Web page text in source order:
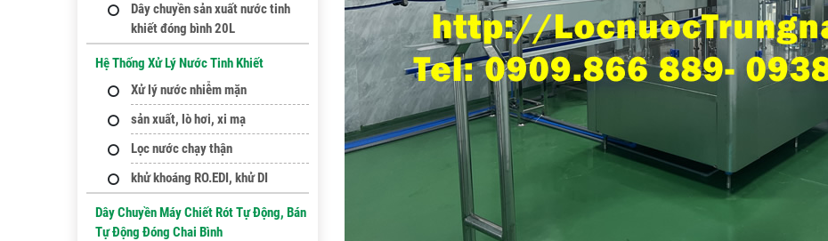
Dây chuyền sản xuất nước tinh
khiết đóng bình 20L
Hệ Thống Xử Lý Nước Tinh Khiết
Xử lý nước nhiễm mặn
sản xuất, lò hơi, xi mạ
Lọc nước chạy thận
khử khoáng RO.EDI, khử DI
Dây Chuyền Máy Chiết Rót Tự Động, Bán
Tự Động Đóng Chai Bình